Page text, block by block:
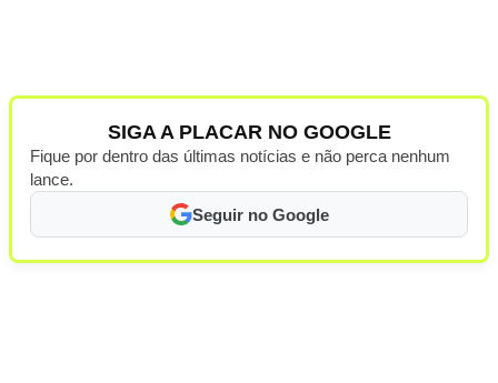
SIGA A PLACAR NO GOOGLE
Fique por dentro das últimas notícias e não perca nenhum
lance.
Seguir no Google